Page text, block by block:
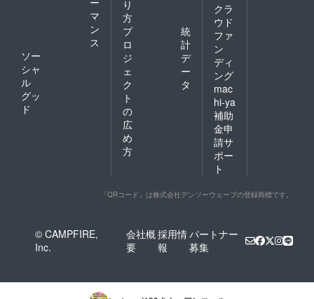
マ
ン
ス
ソー
シャ
ル
グッ
ド
り
方
プ
ロ
ジ
ェ
ク
ト
の
広
め
方
統
計
デ
ー
タ
クラ
ウド
ファ
ン
ディ
ング
mac
hi-ya
補助
金申
請サ
ポー
ト
「QRコード」は株式会社デンソーウェーブの登録商標です。
© CAMPFIRE,
Inc.
会社概
要
採用情
報
パートナー
募集